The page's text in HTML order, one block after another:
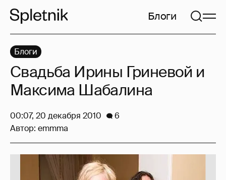
Блоги
Блоги
Свадьба Ирины Гриневой и
Максима Шабалина
00:07, 20 декабря 2010
6
Автор: emmma